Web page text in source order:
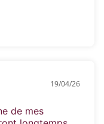
19/04/26
de mes